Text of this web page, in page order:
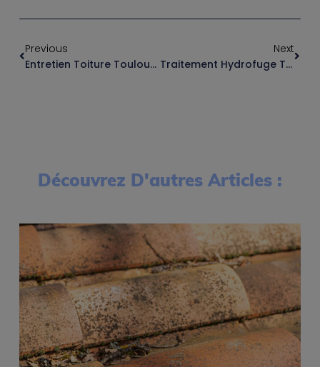
Previous
Entretien Toiture Toulouse : Le Guide Complet
Next
Traitement Hydrofuge Toiture : Guide Complet
Découvrez D'autres Articles :